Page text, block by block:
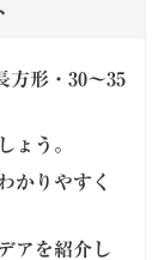
方形・30〜35
ょう。
かりやすく
アを紹介し